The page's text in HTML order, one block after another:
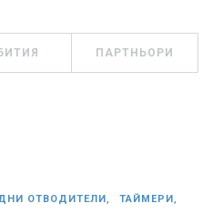
ПАРТНЬОРИ
ОТВОДИТЕЛИ, ТАЙМЕРИ,